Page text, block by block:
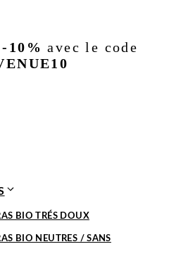
-10% avec le code
BIO TRÉS DOUX
BIO NEUTRES / SANS